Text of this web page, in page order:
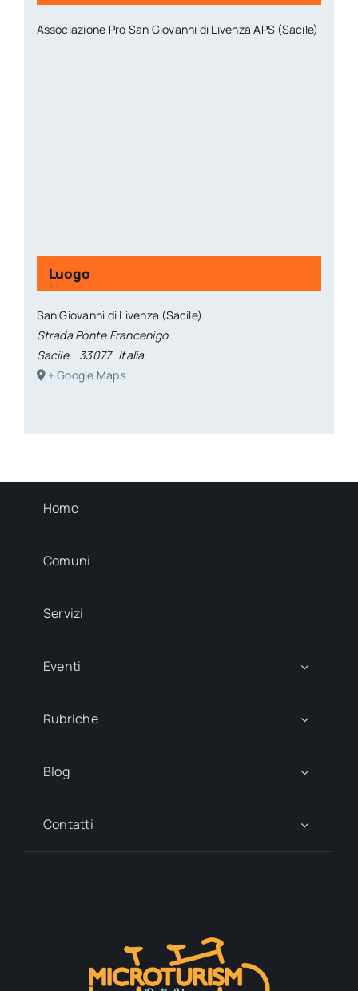
Associazione Pro San Giovanni di Livenza APS (Sacile)
Luogo
San Giovanni di Livenza (Sacile)
Strada Ponte Francenigo
Sacile, 33077 Italia
+ Google Maps
Home
Comuni
Servizi
Eventi
Rubriche
Blog
Contatti